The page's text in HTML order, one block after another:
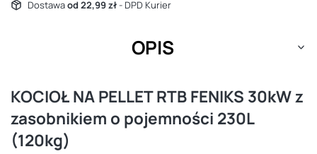
Dostawaod 22,99 zł- DPD Kurier
OPIS
KOCIOŁ NA PELLET RTB FENIKS 30kW z
zasobnikiem o pojemności 230L
(120kg)